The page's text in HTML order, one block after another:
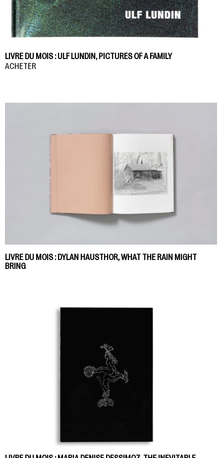
LIVRE DU MOIS : ULF LUNDIN, PICTURES OF A FAMILY
ACHETER
LIVRE DU MOIS : DYLAN HAUSTHOR, WHAT THE RAIN MIGHT
BRING